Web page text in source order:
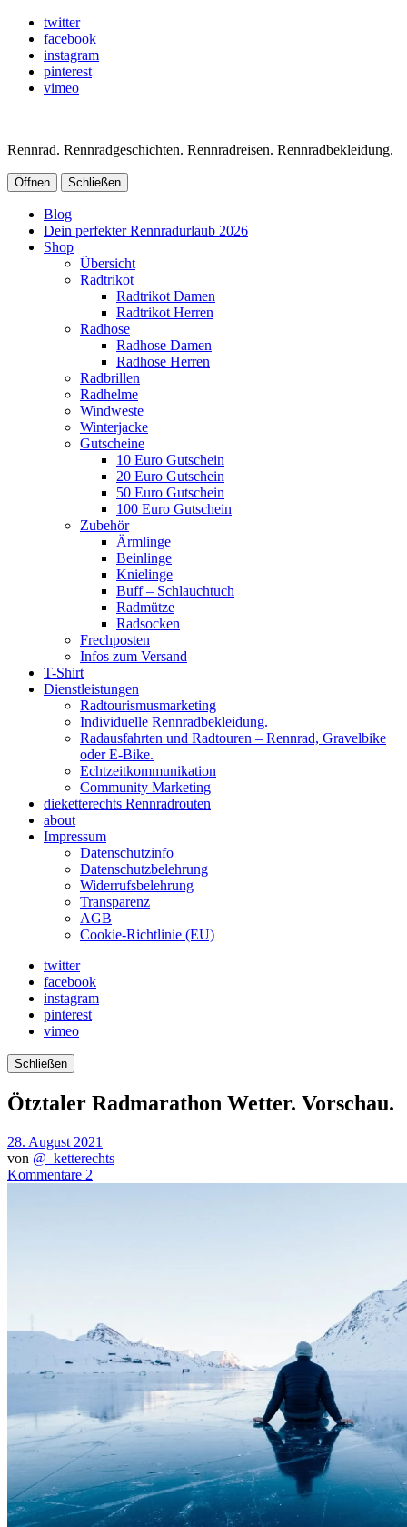
twitter
facebook
instagram
pinterest
vimeo
Rennrad. Rennradgeschichten. Rennradreisen. Rennradbekleidung.
Öffnen Schließen
Blog
Dein perfekter Rennradurlaub 2026
Shop
Übersicht
Radtrikot
Radtrikot Damen
Radtrikot Herren
Radhose
Radhose Damen
Radhose Herren
Radbrillen
Radhelme
Windweste
Winterjacke
Gutscheine
10 Euro Gutschein
20 Euro Gutschein
50 Euro Gutschein
100 Euro Gutschein
Zubehör
Ärmlinge
Beinlinge
Knielinge
Buff – Schlauchtuch
Radmütze
Radsocken
Frechposten
Infos zum Versand
T-Shirt
Dienstleistungen
Radtourismusmarketing
Individuelle Rennradbekleidung.
Radausfahrten und Radtouren – Rennrad, Gravelbike
oder E-Bike.
Echtzeitkommunikation
Community Marketing
dieketterechts Rennradrouten
about
Impressum
Datenschutzinfo
Datenschutzbelehrung
Widerrufsbelehrung
Transparenz
AGB
Cookie-Richtlinie (EU)
twitter
facebook
instagram
pinterest
vimeo
Schließen
Ötztaler Radmarathon Wetter. Vorschau.
28. August 2021
von @_ketterechts
Kommentare 2